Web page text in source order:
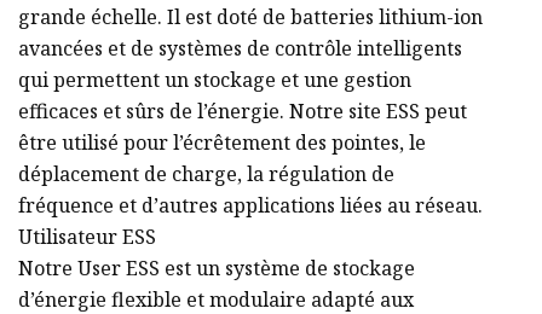
grande échelle. Il est doté de batteries lithium-ion
avancées et de systèmes de contrôle intelligents
qui permettent un stockage et une gestion
efficaces et sûrs de l’énergie. Notre site ESS peut
être utilisé pour l’écrêtement des pointes, le
déplacement de charge, la régulation de
fréquence et d’autres applications liées au réseau.
Utilisateur ESS
Notre User ESS est un système de stockage
d’énergie flexible et modulaire adapté aux